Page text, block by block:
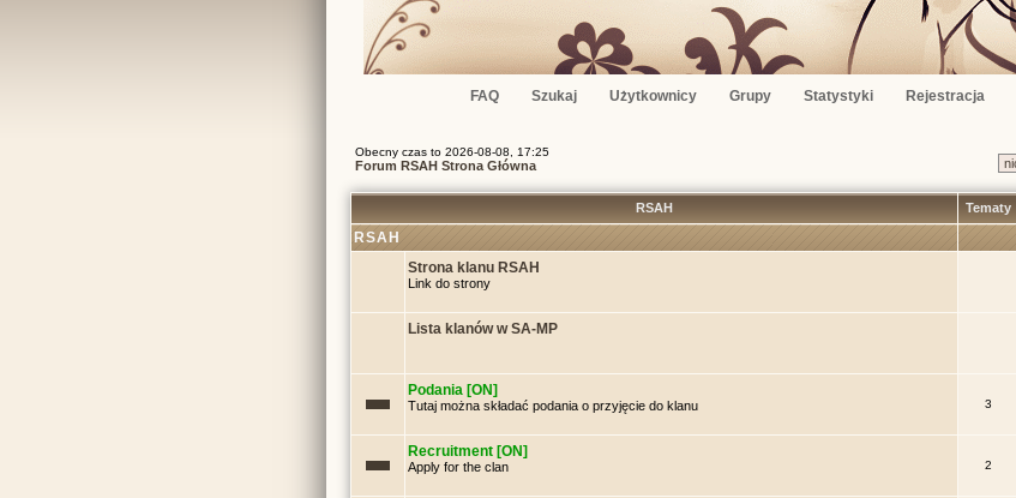
FAQ Szukaj Użytkownicy Grupy Statystyki Rejestracja
Obecny czas to 2026-08-08, 17:25
Forum RSAH Strona Główna
RSAH Tematy
RSAH
Strona klanu RSAH
Link do strony
Lista klanów w SA-MP
Podania [ON]
Tutaj można składać podania o przyjęcie do klanu 3
Recruitment [ON]
Apply for the clan 2